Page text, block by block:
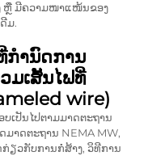
ຫຼື ມີຄວາມໜາແໜ້ນຂອງ
ມ.
ກຳນົດການ
ມເສັ້ນໄຟທີ່
wire)
ເປັນໄປຕາມມາດຕະຖານ
ມາດຕະຖານ NEMA MW,
ຽວກັບການກໍ່ສ້າງ, ວິທີການ